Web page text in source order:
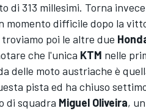
di 313 millesimi. Torna
momento difficile dopo la
poi le altre due
che l'unica KTM nelle
delle moto austriache è
pista ed ha chiuso
di squadra Miguel Oliveira,